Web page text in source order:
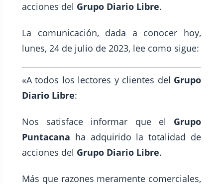
acciones del Grupo Diario Libre.
La comunicación, dada a conocer hoy,
lunes, 24 de julio de 2023, lee como sigue:
«A todos los lectores y clientes del Grupo
Diario Libre:
Nos satisface informar que el Grupo
Puntacana ha adquirido la totalidad de
acciones del Grupo Diario Libre.
Más que razones meramente comerciales,